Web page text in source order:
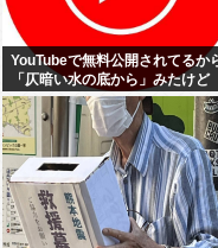
YouTubeで無料公開されてるか
「仄暗い水の底から」みたけど